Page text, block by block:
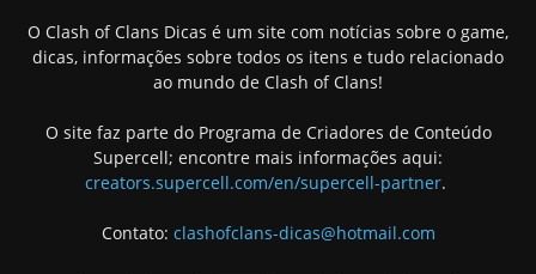
O Clash of Clans Dicas é um site com notícias sobre o game,
dicas, informações sobre todos os itens e tudo relacionado
ao mundo de Clash of Clans!
O site faz parte do Programa de Criadores de Conteúdo
Supercell; encontre mais informações aqui:
creators.supercell.com/en/supercell-partner.
Contato: clashofclans-dicas@hotmail.com